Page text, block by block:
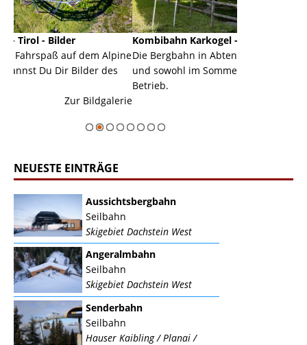
Alpine
des
Kombibahn Karkogel - Abtenau - Salzburg
Die Bergbahn in Abtenau ist eine Kombibahn
und sowohl im Sommer als auch im Winter in
NEUESTE EINTRÄGE
Aussichtsbergbahn
Seilbahn
Skigebiet Dachstein West
Angeralmbahn
Seilbahn
Skigebiet Dachstein West
Senderbahn
Seilbahn
Hauser Kaibling / Planai /